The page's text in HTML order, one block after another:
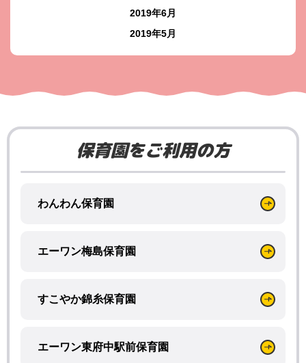
2019年6月
2019年5月
保育園をご利用の方
わんわん保育園
エーワン梅島保育園
すこやか錦糸保育園
エーワン東府中駅前保育園